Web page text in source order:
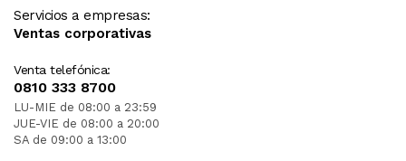
Servicios a empresas:
Ventas corporativas
Venta telefónica:
0810 333 8700
LU-MIE de 08:00 a 23:59
JUE-VIE de 08:00 a 20:00
SA de 09:00 a 13:00